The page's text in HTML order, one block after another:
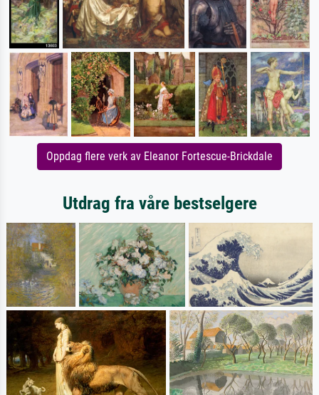
Oppdag flere verk av Eleanor Fortescue-Brickdale
Utdrag fra våre bestselgere